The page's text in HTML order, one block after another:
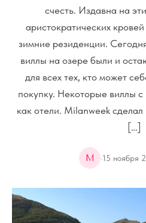
счесть. Издавна на
аристократических
зимние резиденции.
виллы на озере были и
для всех тех, кто может
покупку. Некоторые виллы
как отели. Milanweek
[…]
M ·15 ноября